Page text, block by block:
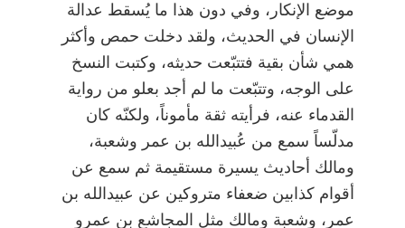
موضع الإنكار، وفي دون هذا ما يُسقط عدالة
الإنسان في الحديث، ولقد دخلت حمص وأكثر
همي شأن بقية فتتبّعت حديثه، وكتبت النسخ
على الوجه، وتتبّعت ما لم أجد بعلو من رواية
القدماء عنه، فرأيته ثقة مأموناً، ولكنّه كان
مدلّساً سمع من عُبيدالله بن عمر وشعبة،
ومالك أحاديث يسيرة مستقيمة ثم سمع عن
أقوام كذابين ضعفاء متروكين عن عبيدالله بن
عمر، وشعبة ومالك مثل المجاشع بن عمرو